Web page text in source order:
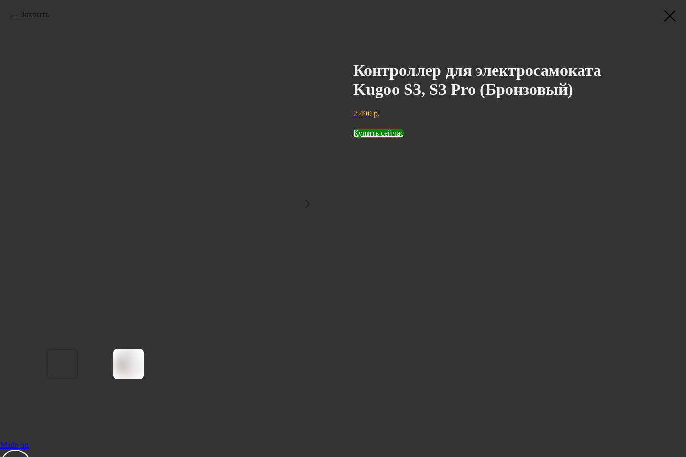
Закрыть
Контроллер для электросамоката
Kugoo S3, S3 Pro (Бронзовый)
2 490 р.
Купить сейчас
Made on